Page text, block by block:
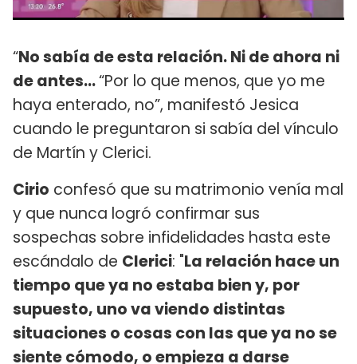
“No sabía de esta relación. Ni de ahora ni
de antes...“Por lo que menos, que yo me
haya enterado, no”, manifestó Jesica
cuando le preguntaron si sabía del vínculo
de Martín y Clerici.
Cirio confesó que su matrimonio venía mal
y que nunca logró confirmar sus
sospechas sobre infidelidades hasta este
escándalo de Clerici: "La relación hace un
tiempo que ya no estaba bien y, por
supuesto, uno va viendo distintas
situaciones o cosas con las que ya no se
siente cómodo, o empieza a darse